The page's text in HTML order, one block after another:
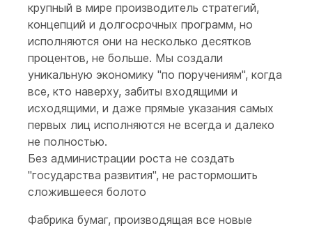
крупный в мире производитель стратегий,
концепций и долгосрочных программ, но
исполняются они на несколько десятков
процентов, не больше. Мы создали
уникальную экономику "по поручениям", когда
все, кто наверху, забиты входящими и
исходящими, и даже прямые указания самых
первых лиц исполняются не всегда и далеко
не полностью.
Без администрации роста не создать
"государства развития", не растормошить
сложившееся болото
Фабрика бумаг, производящая все новые